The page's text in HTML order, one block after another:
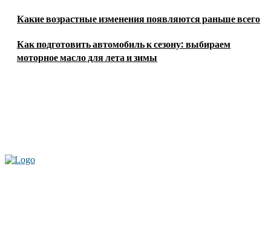
Какие возрастные изменения появляются раньше всего
Как подготовить автомобиль к сезону: выбираем
моторное масло для лета и зимы